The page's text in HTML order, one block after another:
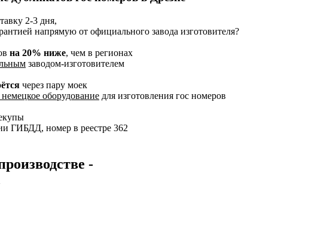
2-3 дня,
напрямую от официального завода изготовителя?
на 20% ниже, чем в регионах
заводом-изготовителем
через пару моек
оборудование для изготовления гос номеров
ГИБДД, номер в реестре 362
-